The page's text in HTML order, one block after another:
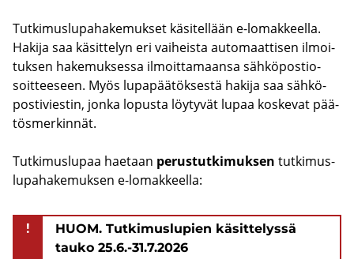
Tut­ki­mus­lu­pa­ha­ke­muk­set kä­si­tel­lään e-​lomakkeella.
Ha­ki­ja saa kä­sit­te­lyn eri vai­heis­ta au­to­maat­ti­sen il­moi­
tuk­sen ha­ke­muk­ses­sa il­moit­ta­maan­sa säh­kö­pos­tio­
soit­tee­seen. Myös lu­pa­pää­tök­ses­tä ha­ki­ja saa säh­kö­
pos­ti­vies­tin, jonka lo­pus­ta löy­ty­vät lupaa kos­ke­vat pää­
tös­mer­kin­nät.
Tut­ki­mus­lu­paa hae­taan pe­rus­tut­ki­muk­sen tut­ki­mus­
lu­pa­ha­ke­muk­sen e-​lomakkeella:
!
HUOM. Tutkimuslupien käsittelyssä
tauko 25.6.-31.7.2026